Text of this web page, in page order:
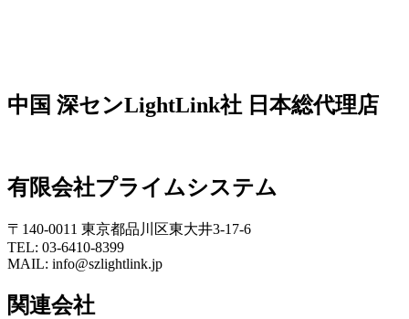
中国 深センLightLink社 日本総代理店
有限会社プライムシステム
〒140-0011 東京都品川区東大井3-17-6
TEL: 03-6410-8399
MAIL: info@szlightlink.jp
関連会社